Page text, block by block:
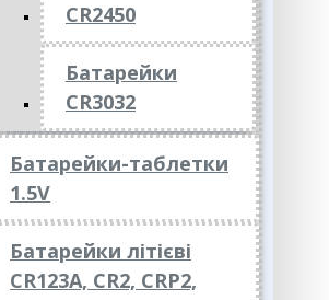
CR2450
Батарейки
CR3032
Батарейки-таблетки
1.5V
Батарейки літієві
CR123A, CR2, CRP2,